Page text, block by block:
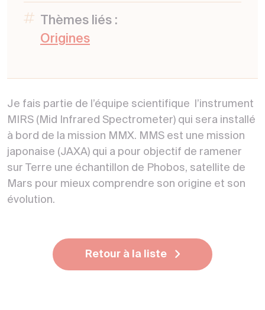
Thèmes liés :
Origines
Je fais partie de l’équipe scientifique l’instrument
MIRS (Mid Infrared Spectrometer) qui sera installé
à bord de la mission MMX. MMS est une mission
japonaise (JAXA) qui a pour objectif de ramener
sur Terre une échantillon de Phobos, satellite de
Mars pour mieux comprendre son origine et son
évolution.
Retour à la liste